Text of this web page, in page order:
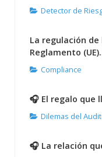
Detector de
La regulación
Reglamento
Compliance
🎧 El regalo que
Dilemas del
🎧 La relación